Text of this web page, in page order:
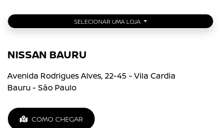
SELECIONAR UMA LOJA
NISSAN BAURU
Avenida Rodrigues Alves, 22-45 - Vila Cardia
Bauru - São Paulo
COMO CHEGAR